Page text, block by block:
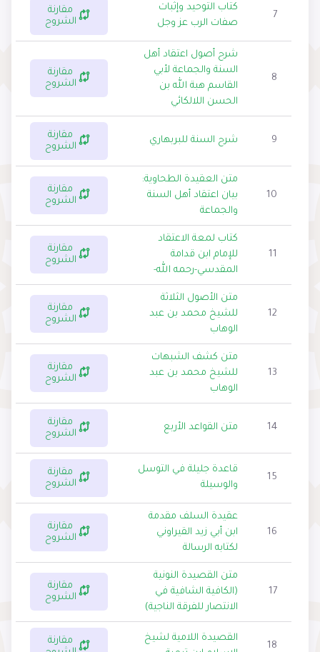
7
كتاب التوحيد وإثبات
صفات الرب عز وجل
مقارنة
الشروح
8
شرح أصول اعتقاد أهل
السنة والجماعة لأبي
القاسم هبة الله بن
الحسن اللالكائي
مقارنة
الشروح
9 شرح السنة للبربهاري
مقارنة
الشروح
10
متن العقيدة الطحاوية:
بيان اعتقاد أهل السنة
والجماعة
مقارنة
الشروح
11
كتاب لمعة الاعتقاد
للإمام ابن قدامة
المقدسي-رحمه الله-
مقارنة
الشروح
12
متن الأصول الثلاثة
للشيخ محمد بن عبد
الوهاب
مقارنة
الشروح
13
متن كشف الشبهات
للشيخ محمد بن عبد
الوهاب
مقارنة
الشروح
14 متن القواعد الأربع
مقارنة
الشروح
15
قاعدة جليلة في التوسل
والوسيلة
مقارنة
الشروح
16
عقيدة السلف مقدمة
ابن أبي زيد القيراوني
لكتابه الرسالة
مقارنة
الشروح
17
متن القصيدة النونية
(الكافية الشافية في
الانتصار للفرقة الناجية)
مقارنة
الشروح
18
القصيدة اللامية لشيخ
مقارنة